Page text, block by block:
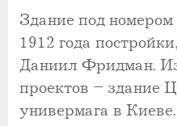
Здание под
1912 года
Даниил Фридман.
проектов – здание
универмага в Киеве.